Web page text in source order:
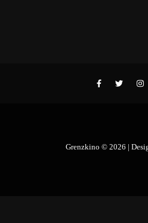
Grenzkino © 2026 |